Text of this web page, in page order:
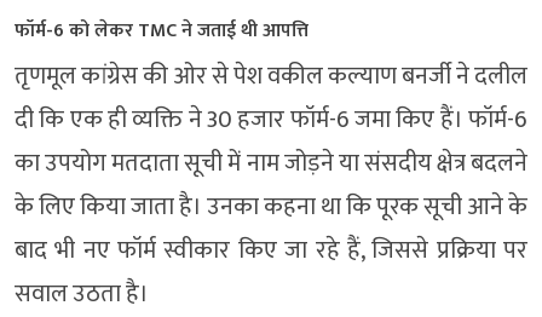
फॉर्म-6 को लेकर TMC ने जताई थी आपत्ति
तृणमूल कांग्रेसकी ओर से पेश वकीलकल्याण बनर्जीने दलील
दी कि एक ही व्यक्ति ने 30 हजार फॉर्म-6 जमा किए हैं। फॉर्म-6
का उपयोग मतदाता सूची में नाम जोड़ने या संसदीय क्षेत्र बदलने
के लिए किया जाता है। उनका कहना था कि पूरक सूची आने के
बाद भी नए फॉर्म स्वीकार किए जा रहे हैं, जिससे प्रक्रिया पर
सवाल उठता है।